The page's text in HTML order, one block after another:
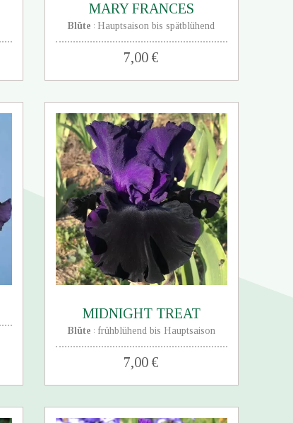
MARY FRANCES
7,00 €
Blüte : Hauptsaison bis spätblühend
MIDNIGHT TREAT
7,00 €
Blüte : frühblühend bis Hauptsaison